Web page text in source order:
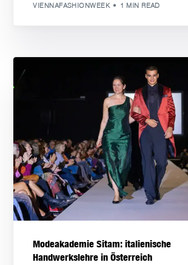
VIENNAFASHIONWEEK 1 MIN READ
Modeakademie Sitam: italienische
Handwerkslehre in Österreich